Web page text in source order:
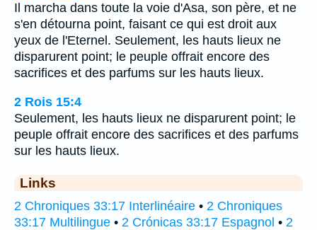
Il marcha dans toute la voie d'Asa, son père, et ne
s'en détourna point, faisant ce qui est droit aux
yeux de l'Eternel. Seulement, les hauts lieux ne
disparurent point; le peuple offrait encore des
sacrifices et des parfums sur les hauts lieux.
2 Rois 15:4
Seulement, les hauts lieux ne disparurent point; le
peuple offrait encore des sacrifices et des parfums
sur les hauts lieux.
Links
2 Chroniques 33:17 Interlinéaire • 2 Chroniques
33:17 Multilingue • 2 Crónicas 33:17 Espagnol • 2